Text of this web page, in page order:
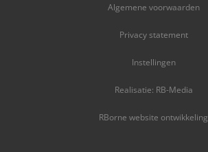
Algemene voorwaarden
Privacy statement
Instellingen
Realisatie: RB-Media
RBorne website ontwikkeling